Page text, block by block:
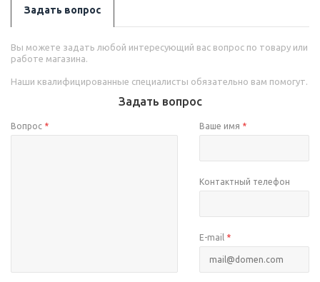
Задать вопрос
Вы можете задать любой интересующий вас вопрос по товару или
работе магазина.
Наши квалифицированные специалисты обязательно вам помогут.
Задать вопрос
Вопрос * Ваше имя *
Контактный телефон
E-mail *